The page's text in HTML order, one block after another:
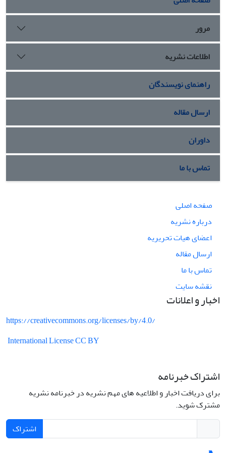
عدم استقلال ملت ایران شمرده شده است.
مرور
اطلاعات نشریه
راهنمای نویسندگان
ارسال مقاله
داوران
تماس با ما
صفحه اصلی
درباره نشریه
اعضای هیات تحریریه
ارسال مقاله
تماس با ما
نقشه سایت
اخبار و اعلانات
https://creativecommons.org/licenses/by/4.0/
International License CC BY
اشتراک خبرنامه
برای دریافت اخبار و اطلاعیه های مهم نشریه در خبرنامه نشریه
مشترک شوید.
اشتراک